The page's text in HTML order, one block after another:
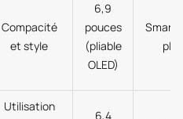
Compacité
et style
6,9
pouces
(pliable
OLED)
Utilisation
6,4